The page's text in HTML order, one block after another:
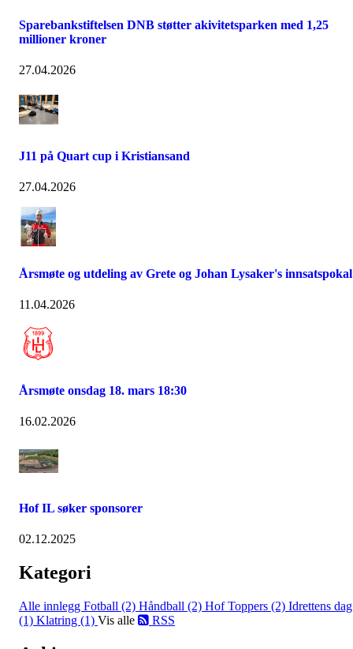
Sparebankstiftelsen DNB støtter akivitetsparken med 1,25
millioner kroner
27.04.2026
J11 på Quart cup i Kristiansand
27.04.2026
Årsmøte og utdeling av Grete og Johan Lysaker's innsatspokal
11.04.2026
Årsmøte onsdag 18. mars 18:30
16.02.2026
Hof IL søker sponsorer
02.12.2025
Kategori
Alle innlegg Fotball (2) Håndball (2) Hof Toppers (2) Idrettens dag
(1) Klatring (1) Vis alle RSS